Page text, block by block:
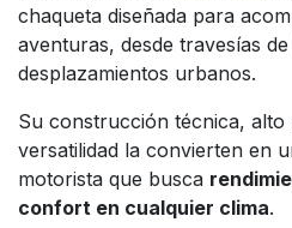
chaqueta diseñada para
aventuras, desde travesías
desplazamientos urbanos.
Su construcción técnica,
versatilidad la convierten en
motorista que busca
confort en cualquier clima.